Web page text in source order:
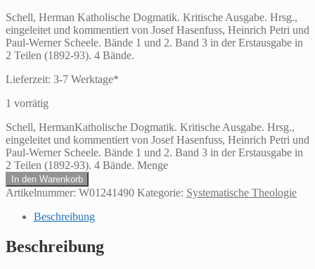
Schell, Herman Katholische Dogmatik. Kritische Ausgabe. Hrsg.,
eingeleitet und kommentiert von Josef Hasenfuss, Heinrich Petri und
Paul-Werner Scheele. Bände 1 und 2. Band 3 in der Erstausgabe in
2 Teilen (1892-93). 4 Bände.
Lieferzeit: 3-7 Werktage*
1 vorrätig
Schell, HermanKatholische Dogmatik. Kritische Ausgabe. Hrsg.,
eingeleitet und kommentiert von Josef Hasenfuss, Heinrich Petri und
Paul-Werner Scheele. Bände 1 und 2. Band 3 in der Erstausgabe in
2 Teilen (1892-93). 4 Bände. Menge
In den Warenkorb
Artikelnummer: W01241490 Kategorie: Systematische Theologie
Beschreibung
Beschreibung